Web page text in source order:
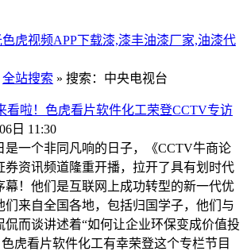
全站搜索 » 搜索：中央电视台
看啦！色虎看片软件化工荣登CCTV专访
日 11:30
是一个非同凡响的日子，《CCTV牛商论
券资讯频道隆重开播，拉开了具有划时代
幕！他们是互联网上成功转型的新一代优
们来自全国各地，包括归国学子，他们与
侃而谈讲述着“如何让企业环保变成价值投
虎看片软件化工有幸荣登这个专栏节目